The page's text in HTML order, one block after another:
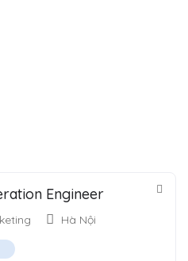
Engineer
Hà Nội